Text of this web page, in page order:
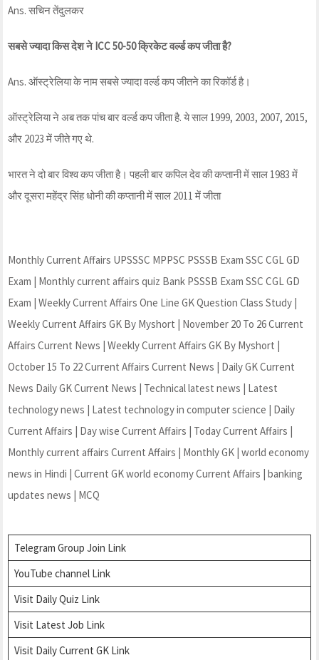
Ans. सचिन तेंदुलकर
सबसे ज्यादा किस देश ने ICC 50-50 क्रिकेट वर्ल्ड कप जीता है?
Ans. ऑस्ट्रेलिया के नाम सबसे ज्यादा वर्ल्ड कप जीतने का रिकॉर्ड है।
ऑस्ट्रेलिया ने अब तक पांच बार वर्ल्ड कप जीता है. ये साल 1999, 2003, 2007, 2015,
और 2023 में जीते गए थे.
भारत ने दो बार विश्व कप जीता है। पहली बार कपिल देव की कप्तानी में साल 1983 में
और दूसरा महेंद्र सिंह धोनी की कप्तानी में साल 2011 में जीता
Monthly Current Affairs UPSSSC MPPSC PSSSB Exam SSC CGL GD
Exam | Monthly current affairs quiz Bank PSSSB Exam SSC CGL GD
Exam | Weekly Current Affairs One Line GK Question Class Study |
Weekly Current Affairs GK By Myshort | November 20 To 26 Current
Affairs Current News | Weekly Current Affairs GK By Myshort |
October 15 To 22 Current Affairs Current News | Daily GK Current
News Daily GK Current News | Technical latest news | Latest
technology news | Latest technology in computer science | Daily
Current Affairs | Day wise Current Affairs | Today Current Affairs |
Monthly current affairs Current Affairs | Monthly GK | world economy
news in Hindi | Current GK world economy Current Affairs | banking
updates news | MCQ
Telegram Group Join Link
YouTube channel Link
Visit Daily Quiz Link
Visit Latest Job Link
Visit Daily Current GK Link